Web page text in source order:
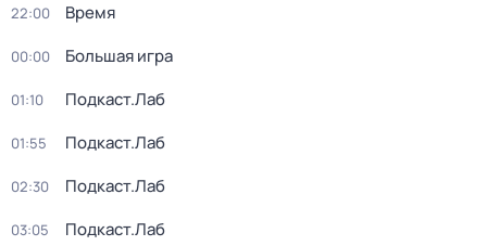
22:00 Время
00:00 Большая игра
01:10 Подкаст.Лаб
01:55 Подкаст.Лаб
02:30 Подкаст.Лаб
03:05 Подкаст.Лаб